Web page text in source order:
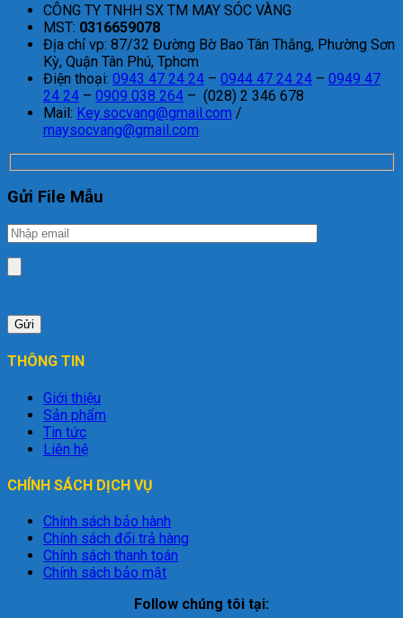
CÔNG TY TNHH SX TM MAY SÓC VÀNG
MST: 0316659078
Địa chỉ vp: 87/32 Đường Bờ Bao Tân Thắng, Phường Sơn
Kỳ, Quận Tân Phú, Tphcm
Điện thoại: 0943 47 24 24 – 0944 47 24 24 – 0949 47
24 24 – 0909 038 264 – (028) 2 346 678
Mail: Key.socvang@gmail.com /
maysocvang@gmail.com
Gửi File Mẫu
THÔNG TIN
Giới thiệu
Sản phẩm
Tin tức
Liên hệ
CHÍNH SÁCH DỊCH VỤ
Chính sách bảo hành
Chính sách đổi trả hàng
Chính sách thanh toán
Chính sách bảo mật
Follow chúng tôi tại: